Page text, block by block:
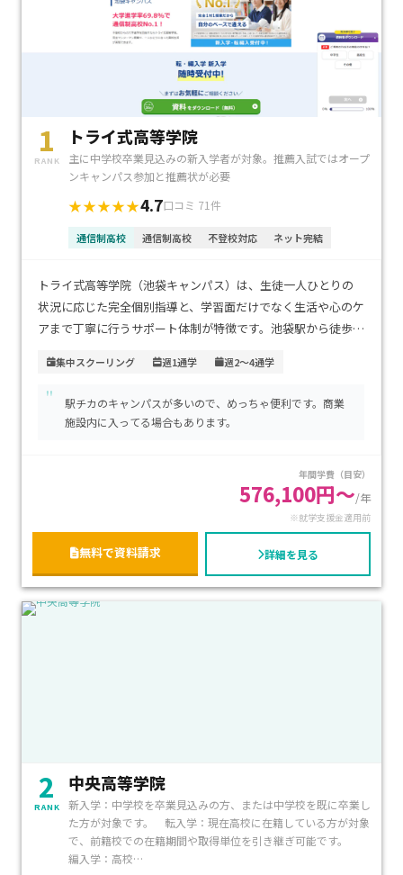
1
RANK
トライ式高等学院
主に中学校卒業見込みの新入学者が対象。推薦入試ではオープ
ンキャンパス参加と推薦状が必要
★★★★★4.7口コミ 71件
通信制高校 通信制高校 不登校対応 ネット完結
トライ式高等学院（池袋キャンパス）は、生徒一人ひとりの
状況に応じた完全個別指導と、学習面だけでなく生活や心のケ
アまで丁寧に行うサポート体制が特徴です。池袋駅から徒歩圏
内各地や埼玉方面からのアクセスも非常に良好です。学費は大
手サポート校として標準的な水準で、安心して継続できる点も
魅力です。不登校経験がある生徒や、自分のペースで高校卒業
集中スクーリング 週1通学 週2～4通学
"
駅チカのキャンパスが多いので、めっちゃ便利です。商業
施設内に入ってる場合もあります。
年間学費（目安）
576,100円～/年
※就学支援金適用前
無料で資料請求 詳細を見る
2
RANK
中央高等学院
新入学：中学校を卒業見込みの方、または中学校を既に卒業し
た方が対象です。 転入学：現在高校に在籍している方が対象
で、前籍校での在籍期間や取得単位を引き継ぎ可能です。
編入学：高校…